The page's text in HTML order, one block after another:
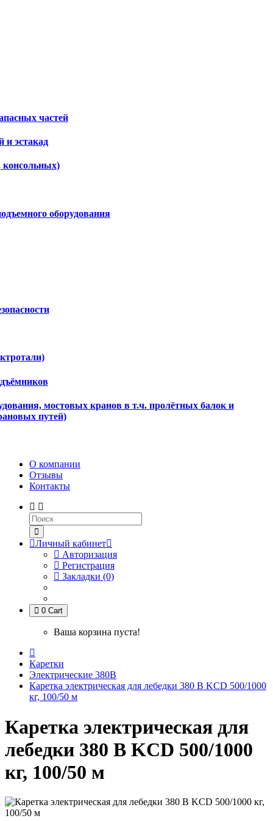
частей
и эстакад
консольных)
оборудования
мостовых кранов в т.ч. пролётных балок и
путей)
О компании
Отзывы
Контакты
Личный кабинет
Авторизация
Регистрация
Закладки (0)
0 Cart
Ваша корзина пуста!
Каретки
Электрические 380В
Каретка электрическая для лебедки 380 В KCD 500/1000
кг, 100/50 м
Каретка электрическая для
лебедки 380 В KCD 500/1000
кг, 100/50 м